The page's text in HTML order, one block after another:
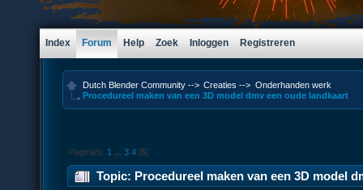
Index Forum Help Zoek Inloggen Registreren
Dutch Blender Community --> Creaties --> Onderhanden werk
Procedureel maken van een 3D model dmv een oude landkaart
Pagina's: 1 ...3 4 [5]
Topic: Procedureel maken van een 3D model